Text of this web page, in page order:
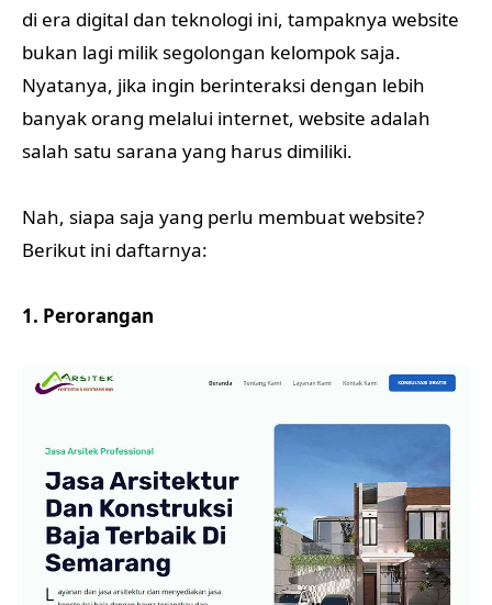
di era digital dan teknologi ini, tampaknya website
bukan lagi milik segolongan kelompok saja.
Nyatanya, jika ingin berinteraksi dengan lebih
banyak orang melalui internet, website adalah
salah satu sarana yang harus dimiliki.
Nah, siapa saja yang perlu membuat website?
Berikut ini daftarnya:
1. Perorangan